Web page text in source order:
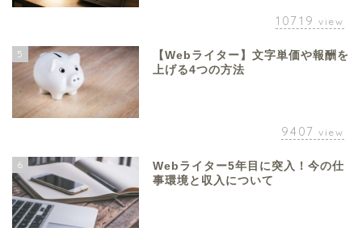
10719 view
5
【Webライター】文字単価や報酬を
上げる4つの方法
9407 view
6
Webライター5年目に突入！今の仕
事環境と収入について